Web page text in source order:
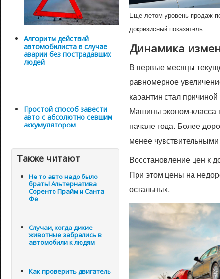
Алгоритм действий
автомобилиста в случае
аварии без пострадавших
людей
Простой способ завести
авто с абсолютно севшим
аккумулятором
Также читают
Не то авто надо было
брать! Альтернатива
Соренто Прайм и Санта
Фе
Случаи, когда дикие
животные забрались в
автомобили к людям
Как проверить двигатель
Еще летом уровень продаж
докризисный показатель
Динамика
В первые месяцы
равномерное
карантин стал
Машины эконом-класса
начале года. Более
менее
Восстановление цен к
При этом цены на
остальных.